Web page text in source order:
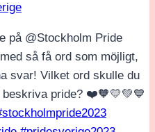
på @Stockholm Pride
så få ord som möjligt,
svar! Vilket ord skulle du
beskriva pride? ❤️🧡💛💚💙